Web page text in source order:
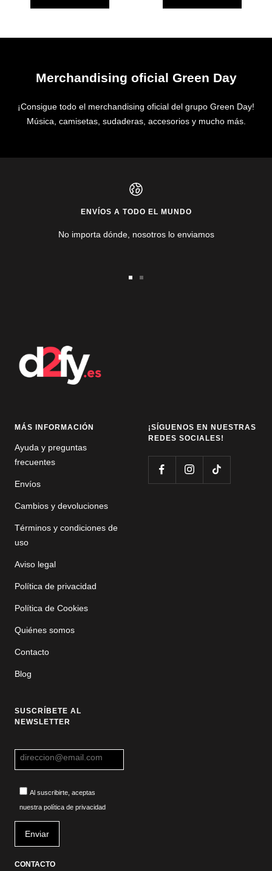
Merchandising oficial Green Day
¡Consigue todo el merchandising oficial del grupo Green Day!
Música, camisetas, sudaderas, accesorios y mucho más.
ENVÍOS A TODO EL MUNDO
No importa dónde, nosotros lo enviamos
MÁS INFORMACIÓN
Ayuda y preguntas
frecuentes
Envíos
Cambios y devoluciones
Términos y condiciones de
uso
Aviso legal
Política de privacidad
Política de Cookies
Quiénes somos
Contacto
Blog
¡SÍGUENOS EN NUESTRAS
REDES SOCIALES!
SUSCRÍBETE AL
NEWSLETTER
Al suscribirte, aceptas
nuestra política de privacidad
CONTACTO